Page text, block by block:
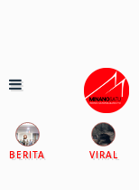
BERITA VIRAL